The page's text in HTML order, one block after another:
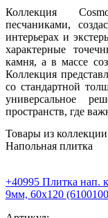
Коллекция
песчаниками,
интерьерах и
характерные
камня, а в массе
Коллекция
со стандартной
универсальное
пространств, где
Товары из коллекции
Напольная плитка
+40995 Плитка
9мм, 60x120